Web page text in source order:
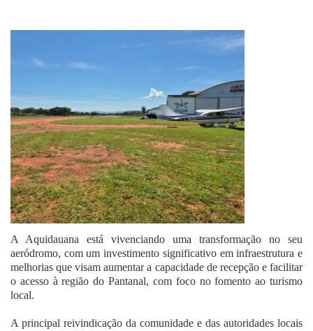
A Aquidauana está vivenciando uma transformação no seu
aeródromo, com um investimento significativo em infraestrutura e
melhorias que visam aumentar a capacidade de recepção e facilitar
o acesso à região do Pantanal, com foco no fomento ao turismo
local.
A principal reivindicação da comunidade e das autoridades locais